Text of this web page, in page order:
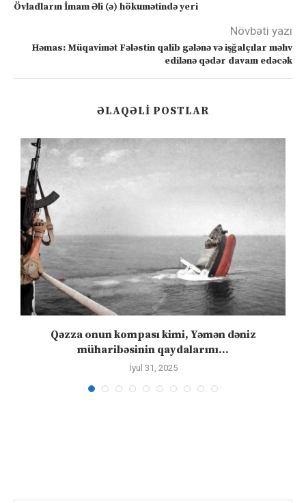
Övladların İmam Əli (ə) hökumətində yeri
Növbəti yazı
Həmas: Müqavimət Fələstin qalib gələnə və işğalçılar məhv
edilənə qədər davam edəcək
ƏLAQƏLI POSTLAR
Qəzza onun kompası kimi, Yəmən dəniz
müharibəsinin qaydalarını...
İyul 31, 2025